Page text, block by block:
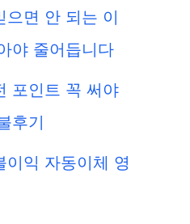
으면 안 되는 이
야 줄어듭니다
포인트 꼭 써야
후기
이익 자동이체 영